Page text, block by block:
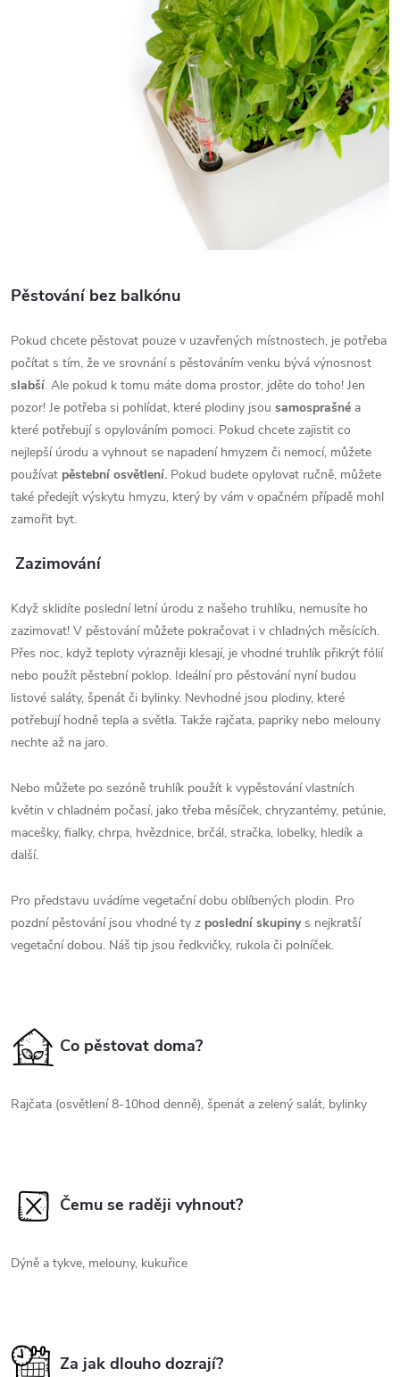
Pěstování bez balkónu
Pokud chcete pěstovat pouze v uzavřených místnostech, je potřeba
počítat s tím, že ve srovnání s pěstováním venku bývá výnosnost
slabší. Ale pokud k tomu máte doma prostor, jděte do toho! Jen
pozor! Je potřeba si pohlídat, které plodiny jsou samosprašné a
které potřebují s opylováním pomoci. Pokud chcete zajistit co
nejlepší úrodu a vyhnout se napadení hmyzem či nemocí, můžete
používat pěstební osvětlení. Pokud budete opylovat ručně, můžete
také předejít výskytu hmyzu, který by vám v opačném případě mohl
zamořit byt.
Zazimování
Když sklidíte poslední letní úrodu z našeho truhlíku, nemusíte ho
zazimovat! V pěstování můžete pokračovat i v chladných měsících.
Přes noc, když teploty výrazněji klesají, je vhodné truhlík přikrýt fólií
nebo použít pěstební poklop. Ideální pro pěstování nyní budou
listové saláty, špenát či bylinky. Nevhodné jsou plodiny, které
potřebují hodně tepla a světla. Takže rajčata, papriky nebo melouny
nechte až na jaro.
Nebo můžete po sezóně truhlík použít k vypěstování vlastních
květin v chladném počasí, jako třeba měsíček, chryzantémy, petúnie,
macešky, fialky, chrpa, hvězdnice, brčál, stračka, lobelky, hledík a
další.
Pro představu uvádíme vegetační dobu oblíbených plodin. Pro
pozdní pěstování jsou vhodné ty z poslední skupinys nejkratší
vegetační dobou. Náš tip jsou ředkvičky, rukola či polníček.
Co pěstovat doma?
Rajčata (osvětlení 8-10hod denně), špenát a zelený salát, bylinky
Čemu se raději vyhnout?
Dýně a tykve, melouny, kukuřice
Za jak dlouho dozrají?